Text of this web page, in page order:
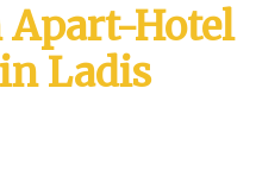
Hotel
Ladis